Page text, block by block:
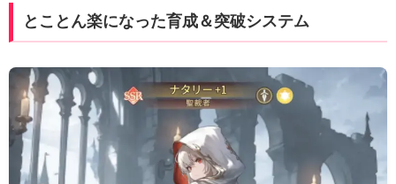
とことん楽になった育成＆突破システム